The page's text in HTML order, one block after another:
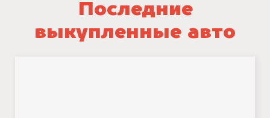
Последние
выкупленные авто